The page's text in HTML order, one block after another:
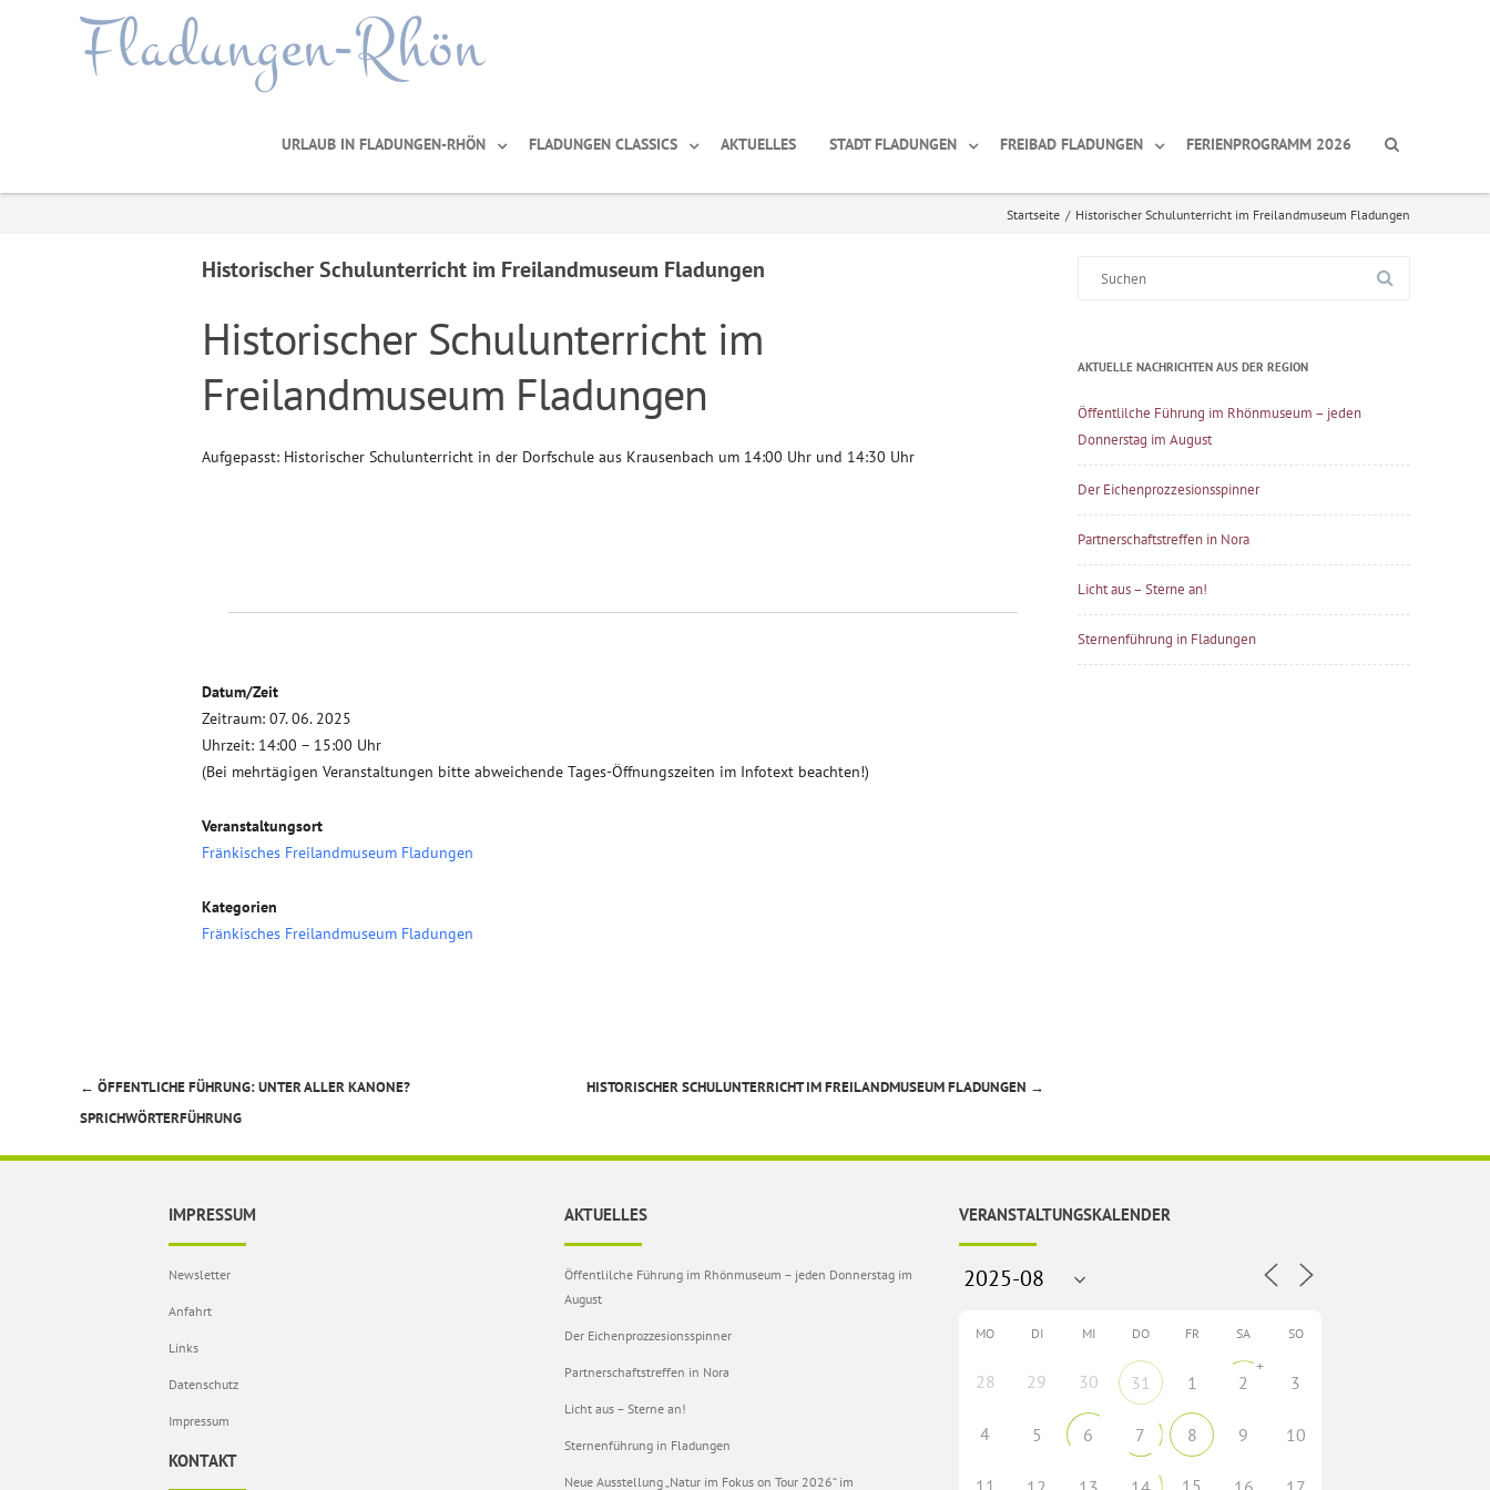
Fladungen-Rhön
URLAUB IN FLADUNGEN-RHÖN FLADUNGEN CLASSICS AKTUELLES STADT FLADUNGEN FREIBAD FLADUNGEN FERIENPROGRAMM 2026
Startseite / Historischer Schulunterricht im Freilandmuseum Fladungen
Historischer Schulunterricht im Freilandmuseum Fladungen
Historischer Schulunterricht im
Freilandmuseum Fladungen
Aufgepasst: Historischer Schulunterricht in der Dorfschule aus Krausenbach um 14:00 Uhr und 14:30 Uhr
Datum/Zeit
Zeitraum: 07. 06. 2025
Uhrzeit: 14:00 – 15:00 Uhr
(Bei mehrtägigen Veranstaltungen bitte abweichende Tages-Öffnungszeiten im Infotext beachten!)
Veranstaltungsort
Fränkisches Freilandmuseum Fladungen
Kategorien
Fränkisches Freilandmuseum Fladungen
Beitragsnavigation
← ÖFFENTLICHE FÜHRUNG: UNTER ALLER KANONE?
SPRICHWÖRTERFÜHRUNG
HISTORISCHER SCHULUNTERRICHT IM FREILANDMUSEUM FLADUNGEN →
AKTUELLE NACHRICHTEN AUS DER REGION
Öffentlilche Führung im Rhönmuseum – jeden
Donnerstag im August
Der Eichenprozzesionsspinner
Partnerschaftstreffen in Nora
Licht aus – Sterne an!
Sternenführung in Fladungen
IMPRESSUM
Newsletter
Anfahrt
Links
Datenschutz
Impressum
KONTAKT
AKTUELLES
Öffentlilche Führung im Rhönmuseum – jeden Donnerstag im
August
Der Eichenprozzesionsspinner
Partnerschaftstreffen in Nora
Licht aus – Sterne an!
Sternenführung in Fladungen
Neue Ausstellung „Natur im Fokus on Tour 2026“ im
VERANSTALTUNGSKALENDER
MO DI MI DO FR SA SO
28 29 30 31 1 2
+
3
4 5 6 7 8 9 10
11 15